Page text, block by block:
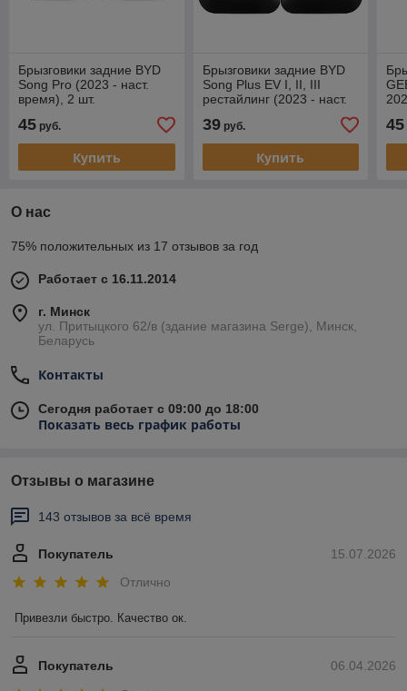
Брызговики задние BYD
Song Pro (2023 - наст.
время), 2 шт.
45 руб.
Купить
Брызговики задние BYD
Song Plus EV I, II, III
рестайлинг (2023 - наст.
39руб.
Купить
45
О нас
75% положительных из 17 отзывов за год
Работает с 16.11.2014
г. Минск
ул. Притыцкого 62/в (здание магазина Serge), Минск,
Беларусь
Контакты
Сегодня работает с 09:00 до 18:00
Показать весь график работы
Отзывы о магазине
143 отзывов за всё время
15.07.2026
Покупатель
Отлично
Привезли быстро. Качество ок.
06.04.2026
Покупатель